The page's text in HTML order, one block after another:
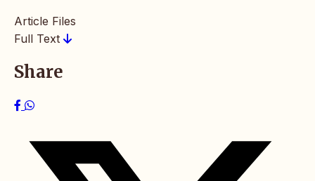
Article Files
Full Text
Share